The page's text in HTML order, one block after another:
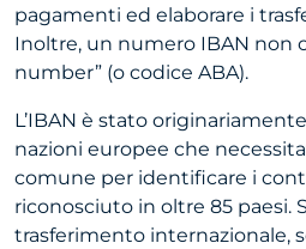
pagamenti ed elaborare i
Inoltre, un numero IBAN non
number” (o codice ABA).
L’IBAN è stato
nazioni europee che
comune per identificare i
riconosciuto in oltre 85 paesi.
trasferimento internazionale,